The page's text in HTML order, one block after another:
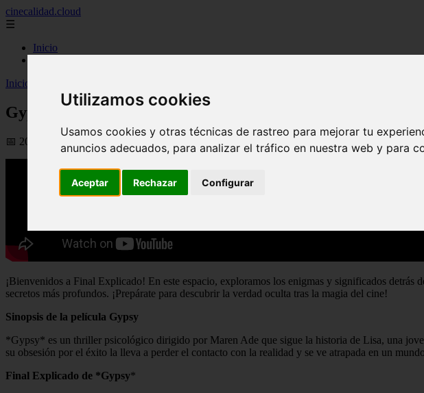
Utilizamos cookies
Usamos cookies y otras técnicas de rastreo para mejorar tu
anuncios adecuados, para analizar el tráfico en nuestra web y para
Aceptar Rechazar Configurar
cinecalidad.cloud
☰
Inicio
Inicio
Gypsy - Final Explicado
📅 20/08/2025
¡Bienvenidos a Final Explicado! En este espacio, exploramos los enigmas y significados detrás
secretos más profundos. ¡Prepárate para descubrir la verdad oculta tras la magia del cine!
Sinopsis de la película Gypsy
*Gypsy* es un thriller psicológico dirigido por Maren Ade que sigue la historia de Lisa, una
su obsesión por el éxito la lleva a perder el contacto con la realidad y se ve atrapada en un
Final Explicado de *Gypsy*